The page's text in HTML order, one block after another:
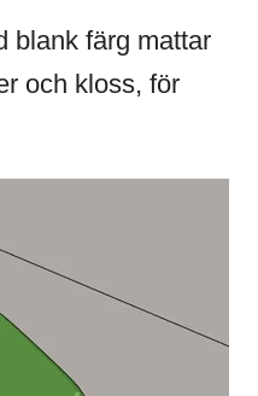
blank färg mattar
och kloss, för